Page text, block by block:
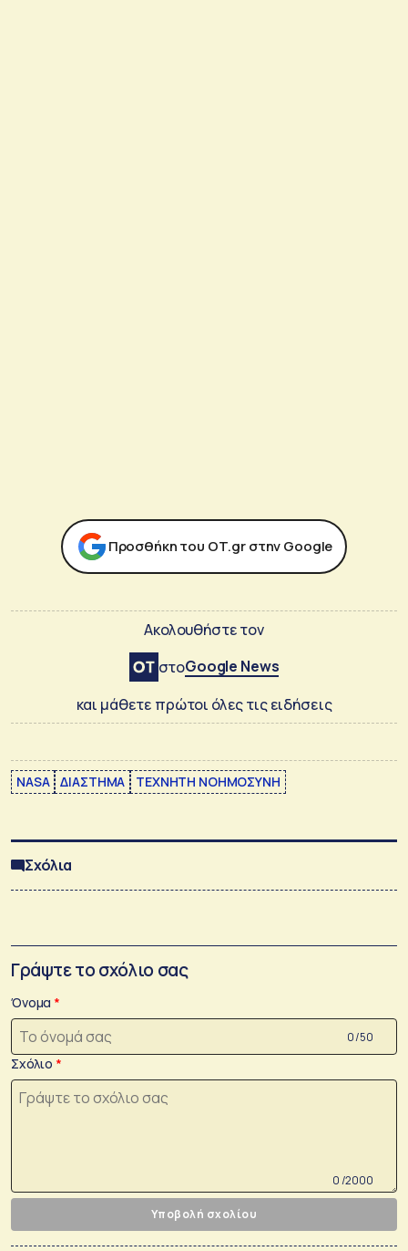
Προσθήκη του ΟΤ.gr στην Google
Ακολουθήστε τον
στοGoogle News
και μάθετε πρώτοι όλες τις ειδήσεις
NASA ΔΙΑΣΤΗΜΑ ΤΕΧΝΗΤΗ ΝΟΗΜΟΣΥΝΗ
Σχόλια
Γράψτε το σχόλιο σας
Όνομα
0 /50
Σχόλιο
0 /2000
Υποβολή σχολίου